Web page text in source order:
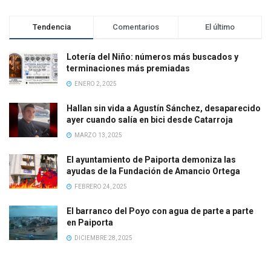
Tendencia Comentarios El último
Lotería del Niño: números más buscados y
terminaciones más premiadas
ENERO 2, 2025
Hallan sin vida a Agustín Sánchez, desaparecido
ayer cuando salía en bici desde Catarroja
MARZO 13, 2025
El ayuntamiento de Paiporta demoniza las
ayudas de la Fundación de Amancio Ortega
FEBRERO 24, 2025
El barranco del Poyo con agua de parte a parte
en Paiporta
DICIEMBRE 28, 2025